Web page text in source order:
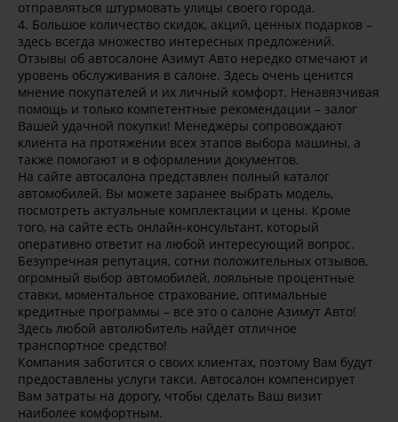
отправляться штурмовать улицы своего города.
4. Большое количество скидок, акций, ценных подарков –
здесь всегда множество интересных предложений.
Отзывы об автосалоне Азимут Авто нередко отмечают и
уровень обслуживания в салоне. Здесь очень ценится
мнение покупателей и их личный комфорт. Ненавязчивая
помощь и только компетентные рекомендации – залог
Вашей удачной покупки! Менеджеры сопровождают
клиента на протяжении всех этапов выбора машины, а
также помогают и в оформлении документов.
На сайте автосалона представлен полный каталог
автомобилей. Вы можете заранее выбрать модель,
посмотреть актуальные комплектации и цены. Кроме
того, на сайте есть онлайн-консультант, который
оперативно ответит на любой интересующий вопрос.
Безупречная репутация, сотни положительных отзывов,
огромный выбор автомобилей, лояльные процентные
ставки, моментальное страхование, оптимальные
кредитные программы – всё это о салоне Азимут Авто!
Здесь любой автолюбитель найдёт отличное
транспортное средство!
Компания заботится о своих клиентах, поэтому Вам будут
предоставлены услуги такси. Автосалон компенсирует
Вам затраты на дорогу, чтобы сделать Ваш визит
наиболее комфортным.